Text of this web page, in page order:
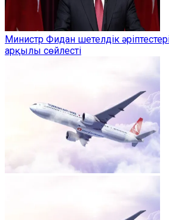
Министр Фидан шетелдік
арқылы сөйлесті